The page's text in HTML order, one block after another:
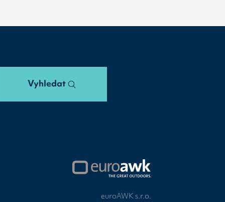
Vyhledat
euroAWK s.r.o.